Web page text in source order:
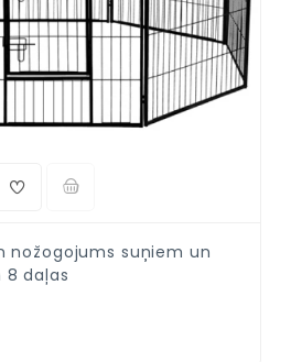
nožogojums suņiem un
daļas